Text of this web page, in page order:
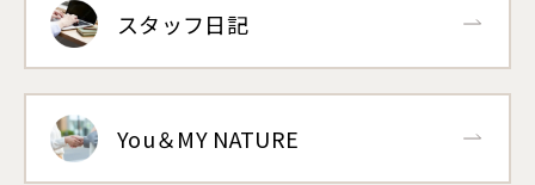
スタッフ日記
You＆MY NATURE